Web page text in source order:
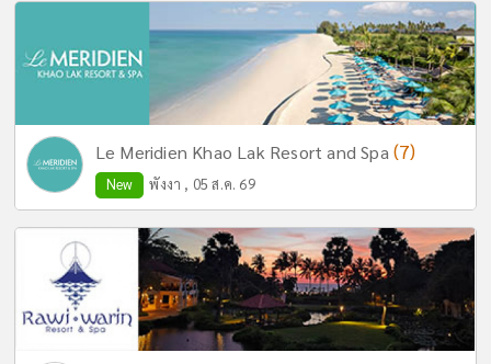
Le Meridien Khao Lak Resort and Spa (7)
New พังงา , 05 ส.ค. 69